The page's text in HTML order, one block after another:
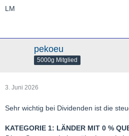
LM
pekoeu
5000g Mitglied
3. Juni 2026
Sehr wichtig bei Dividenden ist die
KATEGORIE 1: LÄNDER MIT 0 %